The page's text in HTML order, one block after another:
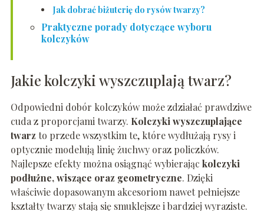
Jak dobrać biżuterię do rysów twarzy?
Praktyczne porady dotyczące wyboru
kolczyków
Jakie kolczyki wyszczuplają twarz?
Odpowiedni dobór kolczyków może zdziałać prawdziwe
cuda z proporcjami twarzy. Kolczyki wyszczuplające
twarz to przede wszystkim te, które wydłużają rysy i
optycznie modelują linię żuchwy oraz policzków.
Najlepsze efekty można osiągnąć wybierając kolczyki
podłużne, wiszące oraz geometryczne. Dzięki
właściwie dopasowanym akcesoriom nawet pełniejsze
kształty twarzy stają się smuklejsze i bardziej wyraziste.